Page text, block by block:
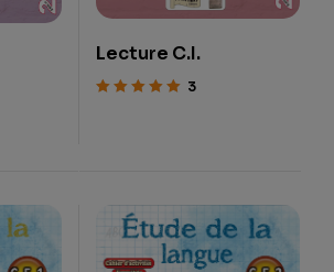
Lecture C.I.
3